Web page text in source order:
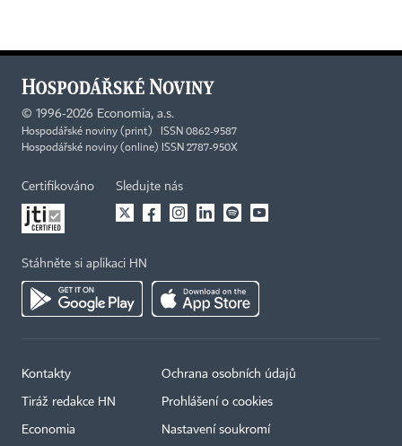
© 1996-2026 Economia, a.s.
Hospodářské noviny (print) ISSN 0862-9587
Hospodářské noviny (online) ISSN 2787-950X
Certifikováno Sledujte nás
Stáhněte si aplikaci HN
Kontakty
Tiráž redakce HN
Economia
Ochrana osobních údajů
Prohlášení o cookies
Nastavení soukromí